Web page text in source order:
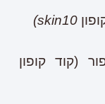
skin10)